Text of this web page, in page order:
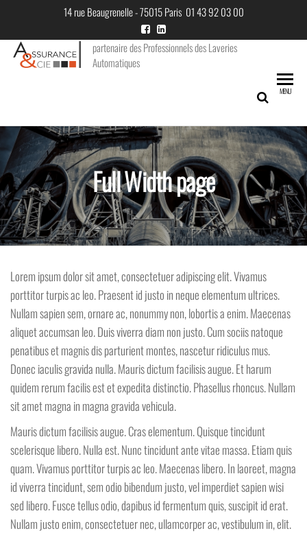
the
content
14 rue Beaugrenelle - 75015 Paris 01 43 92 03 00
partenaire des Professionnels des Laveries
Automatiques
MENU
Full Width page
Lorem ipsum dolor sit amet, consectetuer adipiscing elit. Vivamus
porttitor turpis ac leo. Praesent id justo in neque elementum ultrices.
Nullam sapien sem, ornare ac, nonummy non, lobortis a enim. Maecenas
aliquet accumsan leo. Duis viverra diam non justo. Cum sociis natoque
penatibus et magnis dis parturient montes, nascetur ridiculus mus.
Donec iaculis gravida nulla. Mauris dictum facilisis augue. Et harum
quidem rerum facilis est et expedita distinctio. Phasellus rhoncus. Nullam
sit amet magna in magna gravida vehicula.
Mauris dictum facilisis augue. Cras elementum. Quisque tincidunt
scelerisque libero. Nulla est. Nunc tincidunt ante vitae massa. Etiam quis
quam. Vivamus porttitor turpis ac leo. Maecenas libero. In laoreet, magna
id viverra tincidunt, sem odio bibendum justo, vel imperdiet sapien wisi
sed libero. Fusce tellus odio, dapibus id fermentum quis, suscipit id erat.
Nullam justo enim, consectetuer nec, ullamcorper ac, vestibulum in, elit.